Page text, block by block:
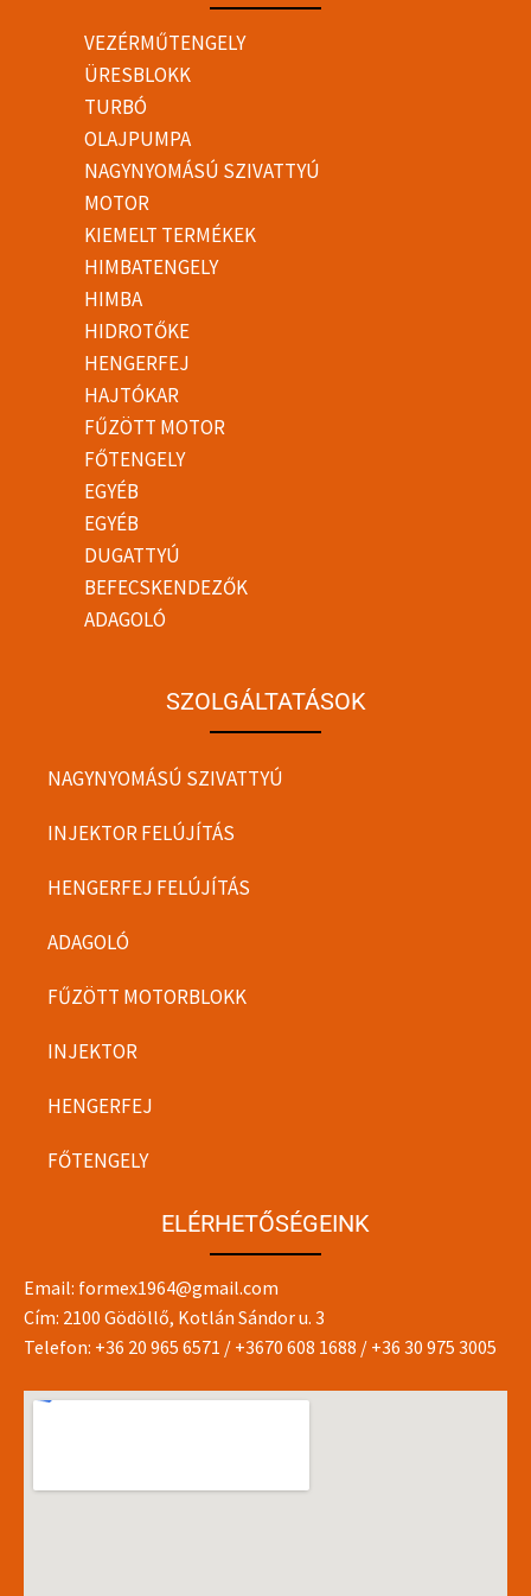
VEZÉRMŰTENGELY
ÜRESBLOKK
TURBÓ
OLAJPUMPA
NAGYNYOMÁSÚ SZIVATTYÚ
MOTOR
KIEMELT TERMÉKEK
HIMBATENGELY
HIMBA
HIDROTŐKE
HENGERFEJ
HAJTÓKAR
FŰZÖTT MOTOR
FŐTENGELY
EGYÉB
EGYÉB
DUGATTYÚ
BEFECSKENDEZŐK
ADAGOLÓ
SZOLGÁLTATÁSOK
NAGYNYOMÁSÚ SZIVATTYÚ
INJEKTOR FELÚJÍTÁS
HENGERFEJ FELÚJÍTÁS
ADAGOLÓ
FŰZÖTT MOTORBLOKK
INJEKTOR
HENGERFEJ
FŐTENGELY
ELÉRHETŐSÉGEINK
Email: formex1964@gmail.com
Cím: 2100 Gödöllő, Kotlán Sándor u. 3
Telefon: +36 20 965 6571 / +3670 608 1688 / +36 30 975 3005